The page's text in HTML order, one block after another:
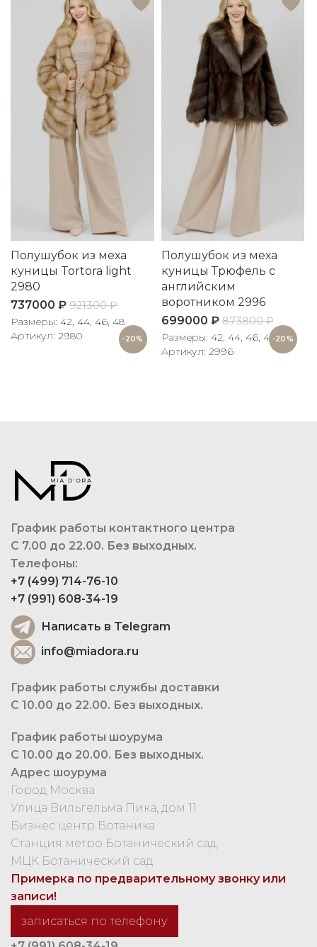
-20%
Полушубок из меха
куницы Tortora light
2980
737000 ₽ 921300₽
Размеры: 42, 44, 46, 48
Артикул: 2980
-20%
Полушубок из меха
куницы Трюфель с
английским
воротником 2996
699000 ₽ 873800₽
Размеры: 42, 44, 46, 48
Артикул: 2996
График работы контактного центра
С 7.00 до 22.00. Без выходных.
Телефоны:
+7 (499) 714-76-10
+7 (991) 608-34-19
Написать в Telegram
info@miadora.ru
График работы службы доставки
С 10.00 до 22.00. Без выходных.
График работы шоурума
С 10.00 до 20.00. Без выходных.
Адрес шоурума
Город Москва
Улица Вильгельма Пика, дом 11
Бизнес центр Ботаника
Станция метро Ботанический сад
МЦК Ботанический сад
Примерка по предварительному звонку или
записи!
записаться по телефону